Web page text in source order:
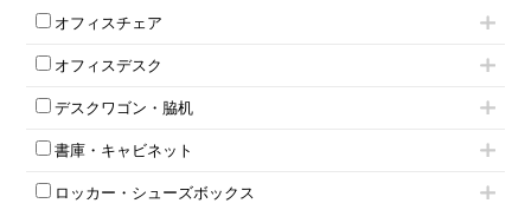
オフィスチェア
肘無しチェア
役員チェア
高級チェア（多機能チェア）
オフィスチェアその他
オフィスデスク
フリーアドレスデスク（ベンチデスク）
昇降デスク
オフィスデスクその他
両袖机
デスクワゴン・脇机
インワゴン2段
インワゴン3段
脇机
書庫・キャビネット
ハイキャビネット
ローキャビネット
ロッカー・シューズボックス